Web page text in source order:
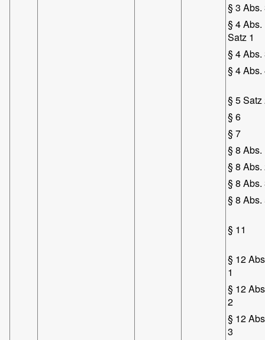
§ 3 Abs.
§ 4 Abs.
Satz 1
§ 4 Abs.
§ 4 Abs.
§ 5 Satz
§ 6
§ 7
§ 8 Abs.
§ 8 Abs.
§ 8 Abs.
§ 8 Abs.
§ 11
§ 12
1
§ 12
2
§ 12
3